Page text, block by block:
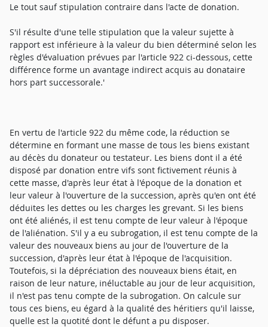
Le tout sauf stipulation contraire dans l'acte de donation.
S'il résulte d'une telle stipulation que la valeur sujette à
rapport est inférieure à la valeur du bien déterminé selon les
règles d'évaluation prévues par l'article 922 ci-dessous, cette
différence forme un avantage indirect acquis au donataire
hors part successorale.'
En vertu de l'article 922 du même code, la réduction se
détermine en formant une masse de tous les biens existant
au décès du donateur ou testateur. Les biens dont il a été
disposé par donation entre vifs sont fictivement réunis à
cette masse, d'après leur état à l'époque de la donation et
leur valeur à l'ouverture de la succession, après qu'en ont été
déduites les dettes ou les charges les grevant. Si les biens
ont été aliénés, il est tenu compte de leur valeur à l'époque
de l'aliénation. S'il y a eu subrogation, il est tenu compte de la
valeur des nouveaux biens au jour de l'ouverture de la
succession, d'après leur état à l'époque de l'acquisition.
Toutefois, si la dépréciation des nouveaux biens était, en
raison de leur nature, inéluctable au jour de leur acquisition,
il n'est pas tenu compte de la subrogation. On calcule sur
tous ces biens, eu égard à la qualité des héritiers qu'il laisse,
quelle est la quotité dont le défunt a pu disposer.